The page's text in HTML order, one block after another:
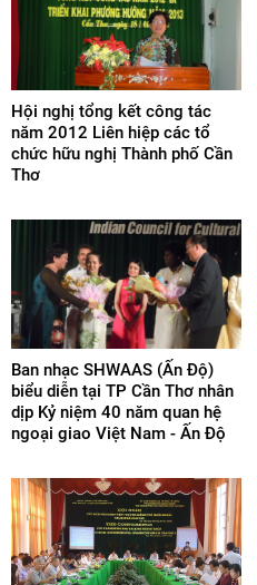
Hội nghị tổng kết công tác
năm 2012 Liên hiệp các tổ
chức hữu nghị Thành phố Cần
Thơ
Ban nhạc SHWAAS (Ấn Độ)
biểu diễn tại TP Cần Thơ nhân
dịp Kỷ niệm 40 năm quan hệ
ngoại giao Việt Nam - Ấn Độ